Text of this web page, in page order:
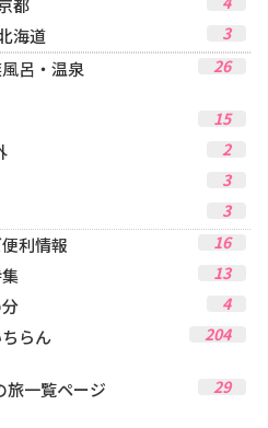
海道 3
呂・温泉 26
15
2
3
3
利情報 16
13
4
らん 204
一覧ページ 29